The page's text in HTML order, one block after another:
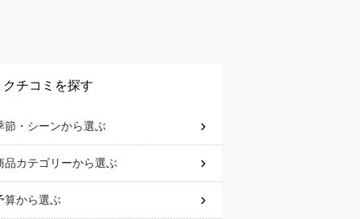
クチコミを探す
節・シーンから選ぶ
品カテゴリーから選ぶ
算から選ぶ